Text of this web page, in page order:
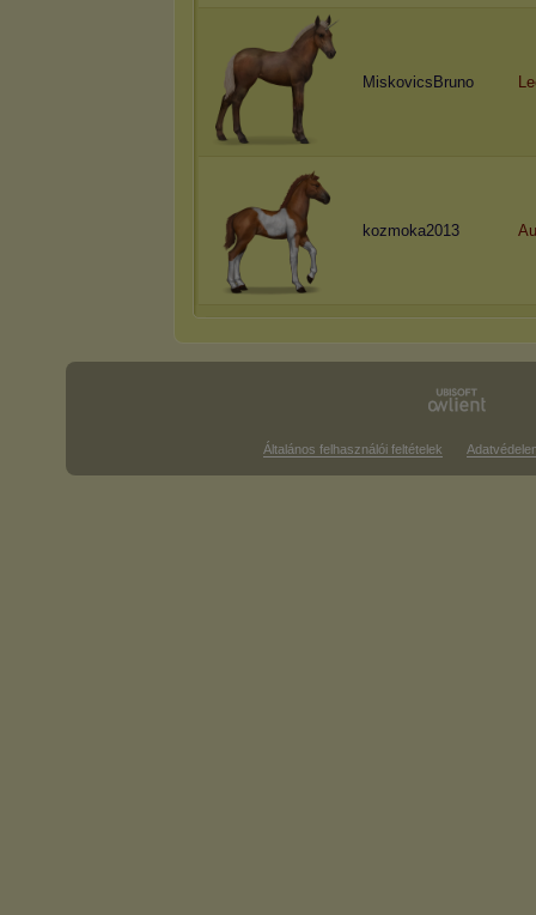
MiskovicsBruno
kozmoka2013
Általános felhasználói feltételek